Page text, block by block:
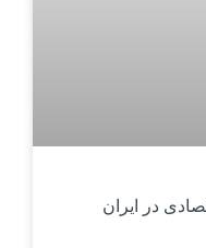
در ایران